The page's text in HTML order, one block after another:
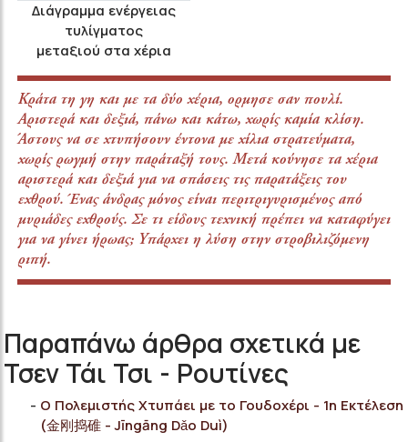
Διάγραμμα ενέργειας
τυλίγματος
μεταξιού στα χέρια
Κράτα τη γη και με τα δύο χέρια, ορμησε σαν πουλί.
Αριστερά και δεξιά, πάνω και κάτω, χωρίς καμία κλίση.
Άστους να σε χτυπήσουν έντονα με χίλια στρατεύματα,
χωρίς ρωγμή στην παράταξή τους. Μετά κούνησε τα χέρια
αριστερά και δεξιά για να σπάσεις τις παρατάξεις του
εχθρού. Ένας άνδρας μόνος είναι περιτριγυρισμένος από
μυριάδες εχθρούς. Σε τι είδους τεχνική πρέπει να καταφύγει
για να γίνει ήρωας; Υπάρχει η λύση στην στροβιλιζόμενη
ριπή.
Παραπάνω άρθρα σχετικά με
Τσεν Τάι Τσι - Ρουτίνες
Ο Πολεμιστής Χτυπάει με το Γουδοχέρι - 1η Εκτέλεση
(金刚捣碓 - Jīngāng Dǎo Duì)